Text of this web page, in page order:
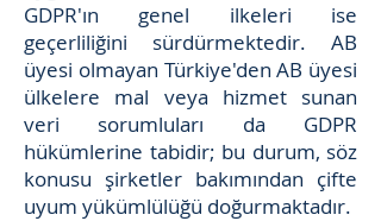
GDPR'ın genel ilkeleri ise
geçerliliğini sürdürmektedir. AB
üyesi olmayan Türkiye'den AB üyesi
ülkelere mal veya hizmet sunan
veri sorumluları da GDPR
hükümlerine tabidir; bu durum, söz
konusu şirketler bakımından çifte
uyum yükümlülüğü doğurmaktadır.